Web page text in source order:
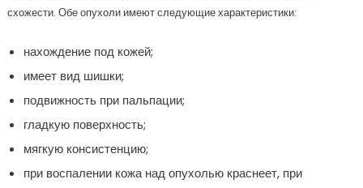
схожести. Обе опухоли имеют следующие характеристики:
нахождение под кожей;
имеет вид шишки;
подвижность при пальпации;
гладкую поверхность;
мягкую консистенцию;
при воспалении кожа над опухолью краснеет, при